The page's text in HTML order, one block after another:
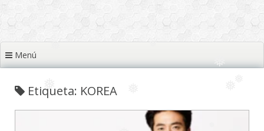
❅
❅
❅
❅
Menú
Etiqueta: KOREA